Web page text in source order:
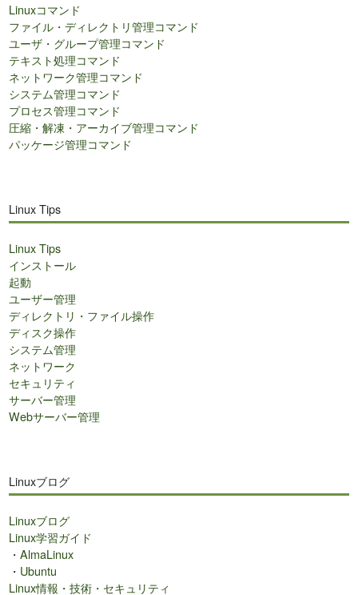
索
Linuxコマンド
ファイル・ディレクトリ管理コマンド
ユーザ・グループ管理コマンド
テキスト処理コマンド
ネットワーク管理コマンド
システム管理コマンド
プロセス管理コマンド
圧縮・解凍・アーカイブ管理コマンド
パッケージ管理コマンド
Linux Tips
Linux Tips
インストール
起動
ユーザー管理
ディレクトリ・ファイル操作
ディスク操作
システム管理
ネットワーク
セキュリティ
サーバー管理
Webサーバー管理
Linuxブログ
Linuxブログ
Linux学習ガイド
・AlmaLinux
・ Ubuntu
Linux情報・技術・セキュリティ